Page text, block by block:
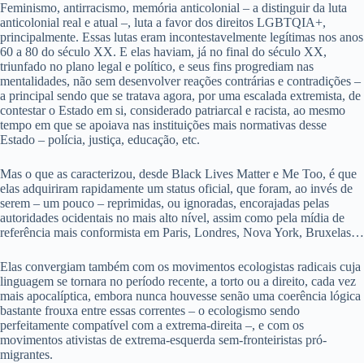
Feminismo, antirracismo, memória anticolonial – a distinguir da luta
anticolonial real e atual –, luta a favor dos direitos LGBTQIA+,
principalmente. Essas lutas eram incontestavelmente legítimas nos anos
60 a 80 do século XX. E elas haviam, já no final do século XX,
triunfado no plano legal e político, e seus fins progrediam nas
mentalidades, não sem desenvolver reações contrárias e contradições –
a principal sendo que se tratava agora, por uma escalada extremista, de
contestar o Estado em si, considerado patriarcal e racista, ao mesmo
tempo em que se apoiava nas instituições mais normativas desse
Estado – polícia, justiça, educação, etc.
Mas o que as caracterizou, desde Black Lives Matter e Me Too, é que
elas adquiriram rapidamente um status oficial, que foram, ao invés de
serem – um pouco – reprimidas, ou ignoradas, encorajadas pelas
autoridades ocidentais no mais alto nível, assim como pela mídia de
referência mais conformista em Paris, Londres, Nova York, Bruxelas…
Elas convergiam também com os movimentos ecologistas radicais cuja
linguagem se tornara no período recente, a torto ou a direito, cada vez
mais apocalíptica, embora nunca houvesse senão uma coerência lógica
bastante frouxa entre essas correntes – o ecologismo sendo
perfeitamente compatível com a extrema-direita –, e com os
movimentos ativistas de extrema-esquerda sem-fronteiristas pró-
migrantes.